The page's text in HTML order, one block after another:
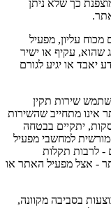
כך שלא ניתן
מכוח עליון, מפעיל
שהוא, עקיף או ישיר
או יגיע לגורם
שירות תקין
אינו מתחייב שהשירות
יתקיים בבטחה
מורשית למחשבי מפעיל
- לרבות תקלות
- אצל מפעיל האתר או
בסביבה מקוונה,